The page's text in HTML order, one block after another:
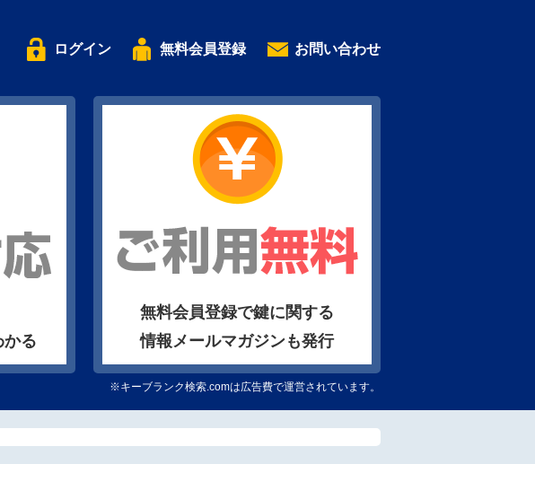
ログイン 無料会員登録 お問い合わせ
かる
無料会員登録で鍵に関する
情報メールマガジンも発行
※キーブランク検索.comは広告費で運営されています。